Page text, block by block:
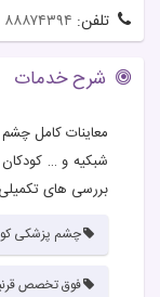
تلفن: ۸۸۸۷۴۳۹۴
شرح خدمات
معاینات کامل
شبکیه و … کودکان
بررسی های
چشم پزشکی
فوق تخصص